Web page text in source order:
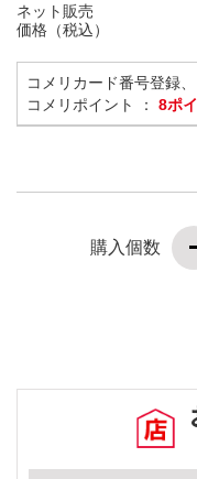
ネット販売
価格（税込）
コメリカード番号登録
コメリポイント ： 8ポ
購入個数